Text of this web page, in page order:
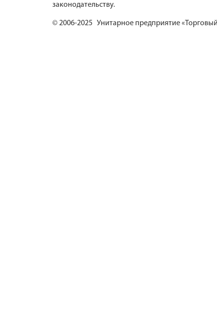
законодательству.
© 2006-2025 Унитарное предприятие